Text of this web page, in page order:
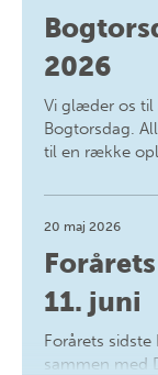
2026
Vi glæder os til
Bogtorsdag.
til en række
20 maj 2026
11. juni
Forårets
sammen med